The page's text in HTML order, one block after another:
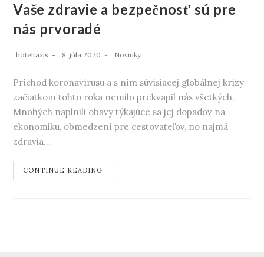
Vaše zdravie a bezpečnosť sú pre
nás prvoradé
hoteltaxis 8. júla 2020 Novinky
Príchod koronavírusu a s ním súvisiacej globálnej krízy
začiatkom tohto roka nemilo prekvapil nás všetkých.
Mnohých naplnili obavy týkajúce sa jej dopadov na
ekonomiku, obmedzení pre cestovateľov, no najmä
zdravia…
CONTINUE READING